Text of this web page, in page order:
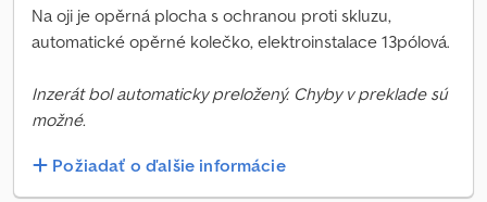
Na oji je opěrná plocha s ochranou proti skluzu,
automatické opěrné kolečko, elektroinstalace 13pólová.
Inzerát bol automaticky preložený. Chyby v preklade sú
možné.
Požiadať o ďalšie informácie